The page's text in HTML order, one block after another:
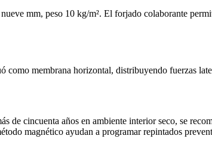
mm, peso 10 kg/m². El forjado colaborante
membrana horizontal, distribuyendo fuerzas
de cincuenta años en ambiente interior seco, se
magnético ayudan a programar repintados